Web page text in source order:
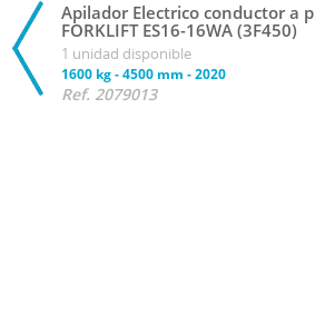
Apilador Electrico conductor a
FORKLIFT ES16-16WA (3F450)
1 unidad disponible
1600 kg-4500 mm -2020
Ref. 2079013